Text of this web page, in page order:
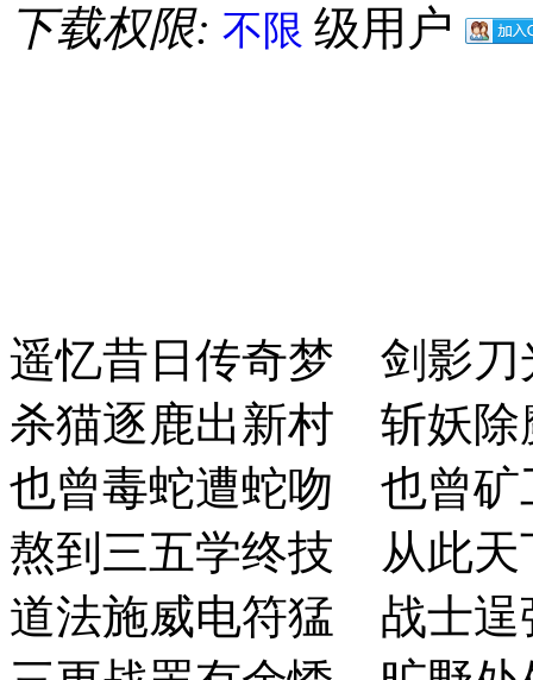
下载权限: 不限 级用户
遥忆昔日传奇梦 剑影
杀猫逐鹿出新村 斩妖
也曾毒蛇遭蛇吻 也曾
熬到三五学终技 从此
道法施威电符猛 战士